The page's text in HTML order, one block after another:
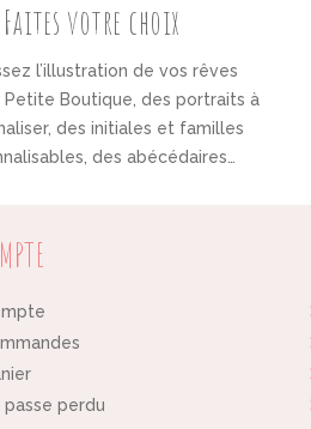
Faites votre choix
l’illustration de vos rêves
Petite Boutique, des portraits à
des initiales et familles
des abécédaires…
perdu